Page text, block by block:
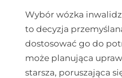
Wybór wózka
to decyzja
dostosować go do
może planująca
starsza, poruszająca